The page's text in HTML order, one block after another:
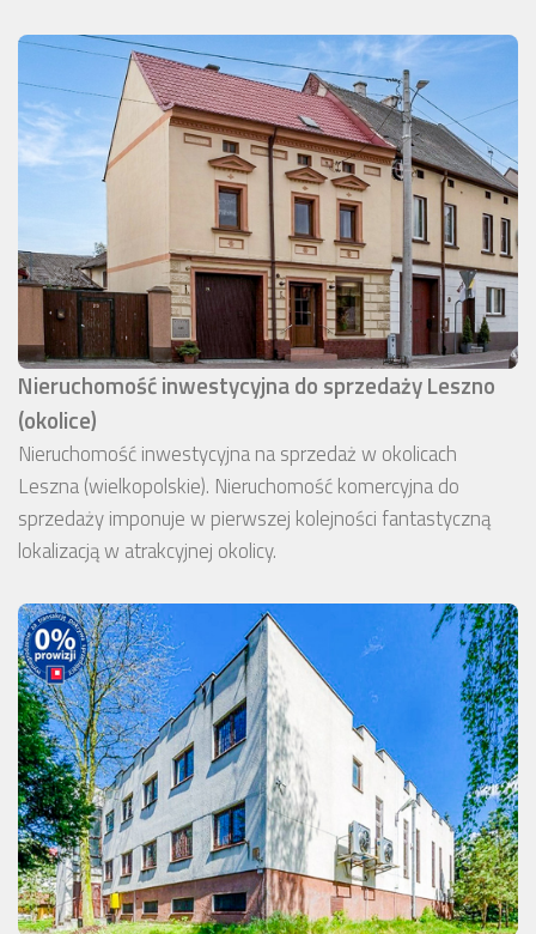
Nieruchomość inwestycyjna do sprzedaży Leszno
(okolice)
Nieruchomość inwestycyjna na sprzedaż w okolicach
Leszna (wielkopolskie). Nieruchomość komercyjna do
sprzedaży imponuje w pierwszej kolejności fantastyczną
lokalizacją w atrakcyjnej okolicy.